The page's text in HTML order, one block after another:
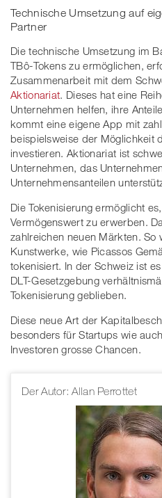
Technische Umsetzung auf
Partner
Die technische Umsetzung im
TBô-Tokens zu ermöglichen,
Zusammenarbeit mit dem
Aktionariat. Dieses hat eine
Unternehmen helfen, ihre
kommt eine eigene App mit
beispielsweise der Möglichkeit
investieren. Aktionariat ist
Unternehmen, das
Unternehmensanteilen
Die Tokenisierung ermöglicht
Vermögenswert zu erwerben.
zahlreichen neuen Märkten. So
Kunstwerke, wie Picassos
tokenisiert. In der Schweiz ist
DLT-Gesetzgebung
Tokenisierung geblieben.
Diese neue Art der
besonders für Startups wie
Investoren grosse Chancen.
Der Autor: Allan Perrottet